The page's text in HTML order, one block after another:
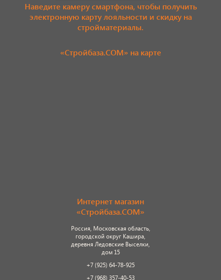
Наведите камеру смартфона, чтобы получить
электронную карту лояльности и скидку на
стройматериалы.
«Стройбаза.COM» на карте
Интернет магазин
«Стройбаза.COM»
Россия, Московская область,
городской округ Кашира,
деревня Ледовские Выселки,
дом 15
+7 (925) 64-78-925
+7 (968) 357-40-53